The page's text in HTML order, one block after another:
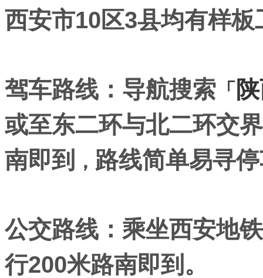
西安市10区3县均有样
驾车路线：导航搜索 「
或至东二环与北二环交
南即到
， 路线简单易寻
公交路线：乘坐西安地
行200米路南即到。